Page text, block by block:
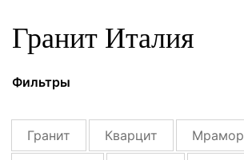
Гранит Италия
Фильтры
Гранит Кварцит Мрамор